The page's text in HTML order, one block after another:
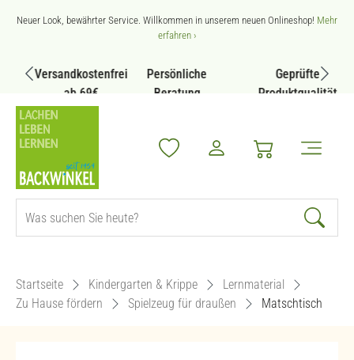
Zum Hauptinhalt springen
Neuer Look, bewährter Service. Willkommen in unserem neuen Onlineshop! Mehr
erfahren ›
Versandkostenfrei
ab 69€
Persönliche
Beratung
Geprüfte
Produktqualität
Startseite Kindergarten & Krippe
Lernmaterial
Zu Hause fördern
Spielzeug für draußen Matschtisch